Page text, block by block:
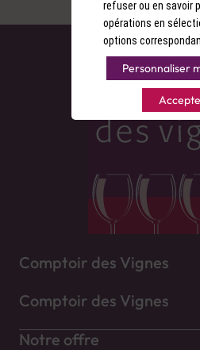
Comptoir des Vignes
Comptoir des Vignes
Notre offre
refuser ou en savoir
opérations en
options
Personnaliser